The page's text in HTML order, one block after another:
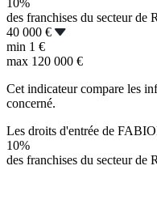
10%
des franchises du secteur de
40 000 €
min 1 €
max 120 000 €
Cet indicateur compare les
concerné.
Les droits d'entrée de
10%
des franchises du secteur de